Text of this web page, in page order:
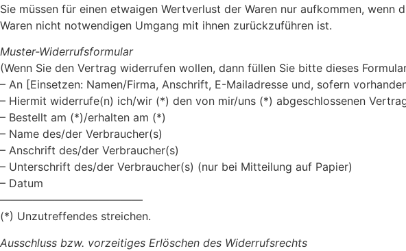
Sie müssen für einen etwaigen Wertverlust der Waren nur aufkommen,
Waren nicht notwendigen Umgang mit ihnen zurückzuführen ist.
Muster-Widerrufsformular
(Wenn Sie den Vertrag widerrufen wollen, dann füllen Sie bitte dieses
– An [Einsetzen: Namen/Firma, Anschrift, E-Mailadresse und, sofern
– Hiermit widerrufe(n) ich/wir (*) den von mir/uns (*) abgeschlossenen
– Bestellt am (*)/erhalten am (*)
– Name des/der Verbraucher(s)
– Anschrift des/der Verbraucher(s)
– Unterschrift des/der Verbraucher(s) (nur bei Mitteilung auf Papier)
– Datum
—————————————
(*) Unzutreffendes streichen.
Ausschluss bzw. vorzeitiges Erlöschen des Widerrufsrechts